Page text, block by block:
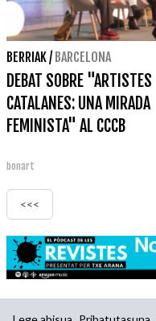
BERRIAK/ BARCELONA
DEBAT SOBRE "ARTISTES
CATALANES: UNA MIRADA
FEMINISTA" AL CCCB
bonart
<<<